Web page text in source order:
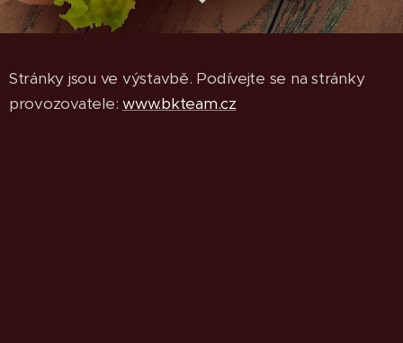
Stránky jsou ve výstavbě. Podívejte se na stránky
provozovatele:www.bkteam.cz